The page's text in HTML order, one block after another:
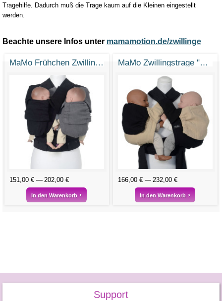
Tragehilfe. Dadurch muß die Trage kaum auf die Kleinen eingestellt
werden.
Beachte unsere Infos unter mamamotion.de/zwillinge
MaMo Frühchen Zwillingstrage "Doppeltes Glück"
151,00 € 202,00 €
In den Warenkorb
MaMo Zwillingstrage "Erbse und Wurzel"
166,00 € 232,00 €
In den Warenkorb
Support